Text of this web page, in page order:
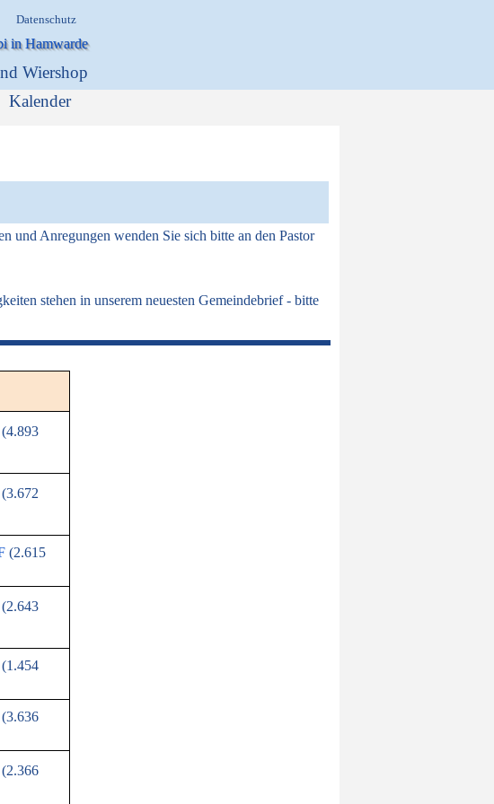
Datenschutz
in Hamwarde
Wiershop
Kalender
und Anregungen wenden Sie sich bitte an den Pastor
stehen in unserem neuesten Gemeindebrief- bitte
(4.893
(3.672
(2.615
(2.643
(1.454
(3.636
(2.366